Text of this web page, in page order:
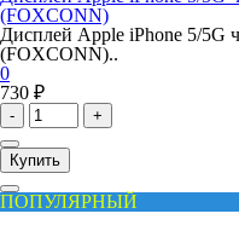
(FOXCONN)
Дисплей Apple iPhone 5/5G
(FOXCONN)..
0
730 ₽
- +
Купить
ПОПУЛЯРНЫЙ